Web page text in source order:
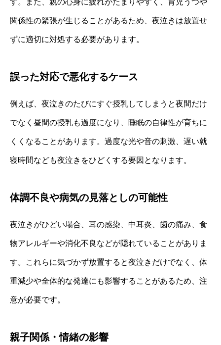
関係性の緊張が生じることがあるため、夜泣きは放置せ
ずに適切に対処する必要があります。
誤った対応で悪化するケース
例えば、夜泣きのたびにすぐ授乳してしまうと夜間だけ
でなく昼間の授乳も過度になり、睡眠の自律性が育ちに
くくなることがあります。過度な光や音の刺激、遅い就
寝時間なども夜泣きをひどくする要因となります。
体調不良や病気の見落としの可能性
夜泣きがひどい場合、耳の感染、中耳炎、歯の痛み、食
物アレルギーや消化不良などが隠れていることがありま
す。これらに気づかず放置すると夜泣きだけでなく、体
重減少や全体的な発達にも影響することがあるため、注
意が必要です。
親子関係・情緒の影響